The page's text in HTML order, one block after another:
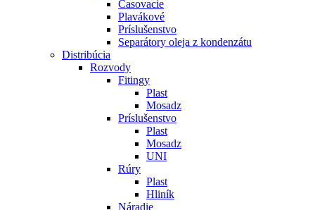
Časovacie
Plavákové
Príslušenstvo
Separátory oleja z kondenzátu
Distribúcia
Rozvody
Fitingy
Plast
Mosadz
Príslušenstvo
Plast
Mosadz
UNI
Rúry
Plast
Hliník
Náradie